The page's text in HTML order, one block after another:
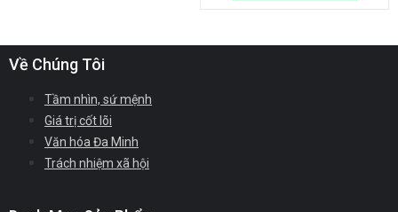
Về Chúng Tôi
Tầm nhìn, sứ mệnh
Giá trị cốt lõi
Văn hóa Đa Minh
Trách nhiệm xã hội